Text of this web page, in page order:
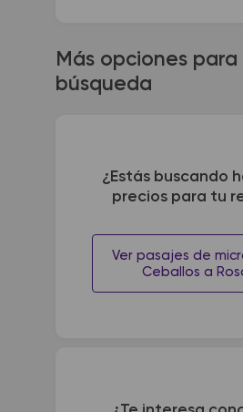
Más opciones para
búsqueda
¿Estás buscando
precios para tu
Ver pasajes de
Ceballos a